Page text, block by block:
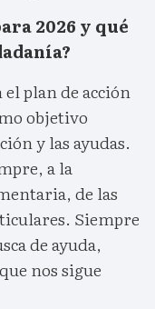
2026 y qué
el plan de acción
objetivo
y las ayudas.
a la
de las
Siempre
de ayuda,
nos sigue